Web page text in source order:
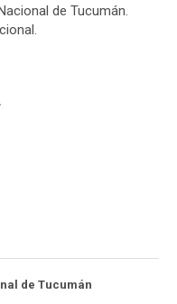
de Tucumán.
de Tucumán